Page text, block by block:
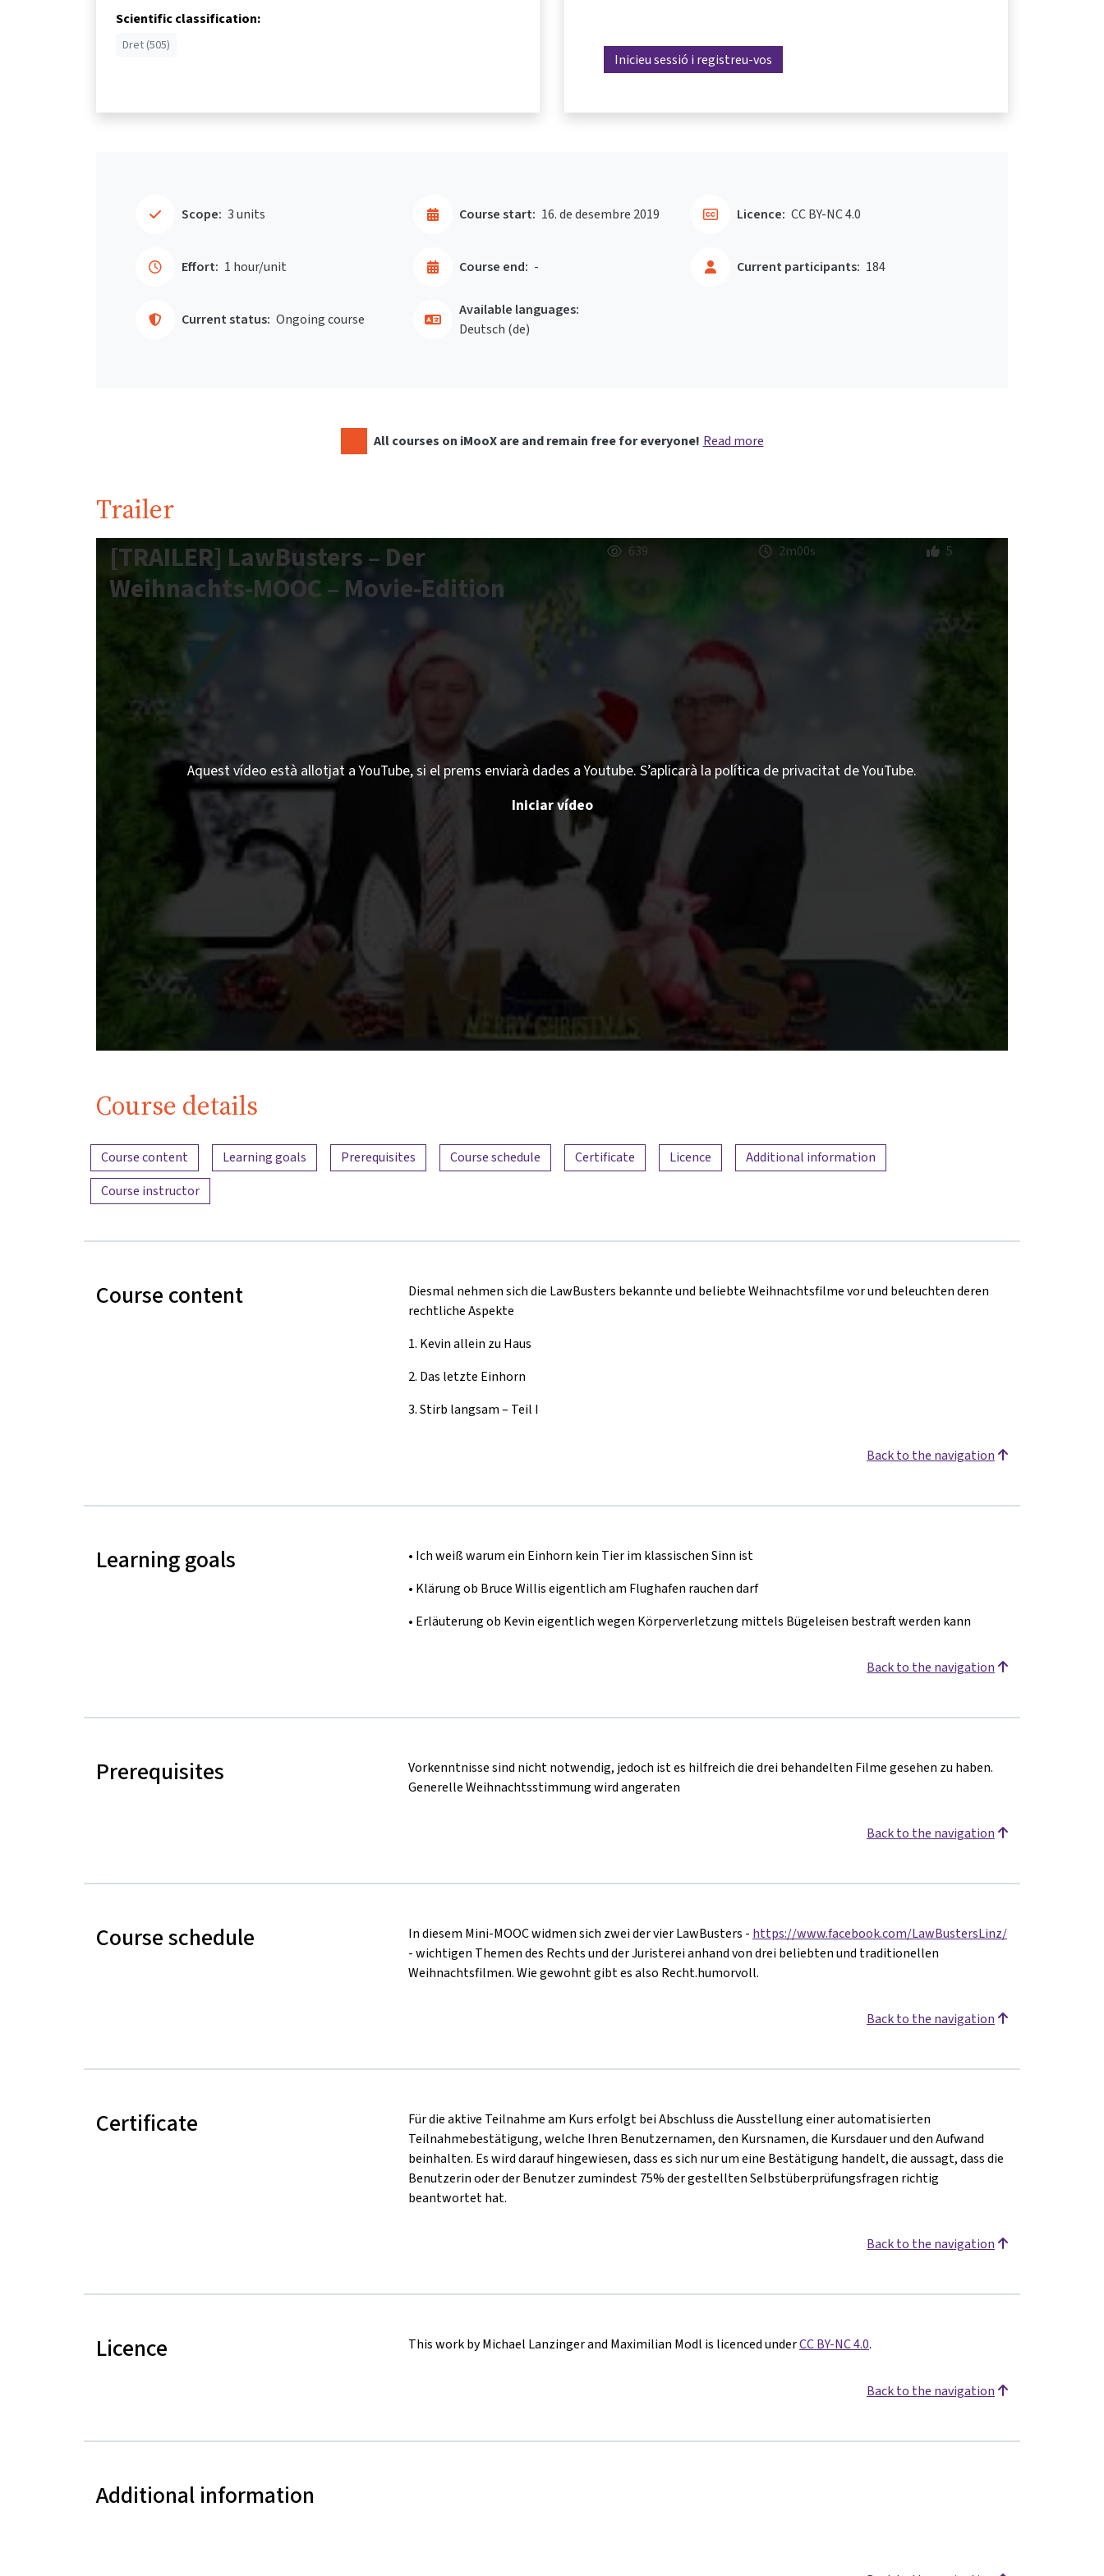
Scientific classification:
Dret (505)
Inicieu sessió i registreu-vos
Scope: 3 units
Effort: 1 hour/unit
Course start: 16. de desembre 2019
Course end: -
Current status: Ongoing course
Current participants: 184
Licence: CC BY-NC 4.0
Available languages:
Deutsch ‎(de)‎
All courses on iMooX are and remain free for everyone! Read more
Trailer
[TRAILER] LawBusters – Der
Weihnachts-MOOC – Movie-Edition
639 2m00s 5
Aquest vídeo està allotjat a YouTube, si el prems enviarà dades a Youtube. S’aplicarà la política de privacitat de YouTube.
Iniciar vídeo
Course details
Content overview
Course content Learning goals Prerequisites Course schedule Certificate Licence
Additional information
Course instructor
Course content
Diesmal nehmen sich die LawBusters bekannte und beliebte Weihnachtsfilme vor und beleuchten deren
rechtliche Aspekte
1. Kevin allein zu Haus
2. Das letzte Einhorn
3.Stirb langsam – Teil I
Back to the navigation
Learning goals • Ich weiß warum ein Einhorn kein Tier im klassischen Sinn ist
• Klärung ob Bruce Willis eigentlich am Flughafen rauchen darf
• Erläuterung ob Kevin eigentlich wegen Körperverletzung mittels Bügeleisen bestraft werden kann
Back to the navigation
Prerequisites
Vorkenntnisse sind nicht notwendig, jedoch ist es hilfreich die drei behandelten Filme gesehen zu haben.
Generelle Weihnachtsstimmung wird angeraten
Back to the navigation
Course schedule In diesem Mini-MOOC widmen sich zwei der vier LawBusters - https://www.facebook.com/LawBustersLinz/
- wichtigen Themen des Rechts und der Juristerei anhand von drei beliebten und traditionellen
Weihnachtsfilmen. Wie gewohnt gibt es also Recht.humorvoll.
Back to the navigation
Certificate
Für die aktive Teilnahme am Kurs erfolgt bei Abschluss die Ausstellung einer automatisierten
Teilnahmebestätigung, welche Ihren Benutzernamen, den Kursnamen, die Kursdauer und den Aufwand
beinhalten. Es wird darauf hingewiesen, dass es sich nur um eine Bestätigung handelt, die aussagt, dass die
Benutzerin oder der Benutzer zumindest 75% der gestellten Selbstüberprüfungsfragen richtig
beantwortet hat.
Back to the navigation
Licence This work by Michael Lanzinger and Maximilian Modl is licenced underCC BY-NC 4.0.
Back to the navigation
Additional information